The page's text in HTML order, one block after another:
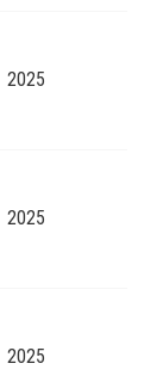
2025
2025
2025